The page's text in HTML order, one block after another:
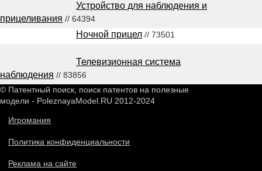
Устройство для наблюдения и
прицеливания // 64394
Ночной прицел // 73501
Телевизионная система
наблюдения // 83856
© Патентный поиск, поиск патентов на полезные
модели - PoleznayaModel.RU 2012-2024
Игромания
Политика конфиденциальности
Реклама на сайте